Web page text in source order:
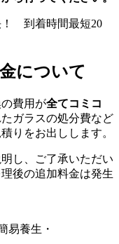
について
費用が全てコミコ
ガラスの処分費など
りをお出しします。
し、ご了承いただい
後の追加料金は発生
易養生・